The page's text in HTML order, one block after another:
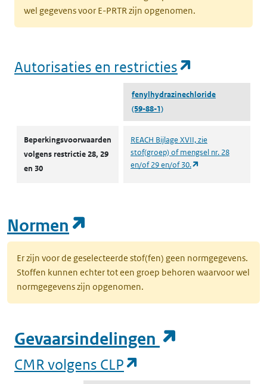
wel gegevens voor E-PRTR zijn opgenomen.
Autorisaties en restricties
fenylhydrazinechloride
(59-88-1)
Beperkingsvoorwaarden
volgens restrictie 28, 29
en 30
REACH Bijlage XVII, zie
stof(groep) of mengsel nr. 28
en/of 29 en/of 30.
Normen
Er zijn voor de geselecteerde stof(fen) geen normgegevens.
Stoffen kunnen echter tot een groep behoren waarvoor wel
normgegevens zijn opgenomen.
Gevaarsindelingen
CMR volgens CLP